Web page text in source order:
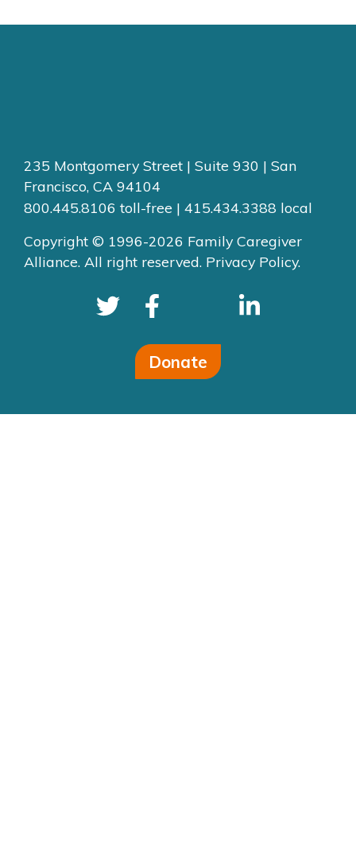
235 Montgomery Street | Suite 930 | San
Francisco, CA 94104
800.445.8106 toll-free | 415.434.3388 local
Copyright © 1996-2026 Family Caregiver
Alliance. All right reserved. Privacy Policy.
Donate